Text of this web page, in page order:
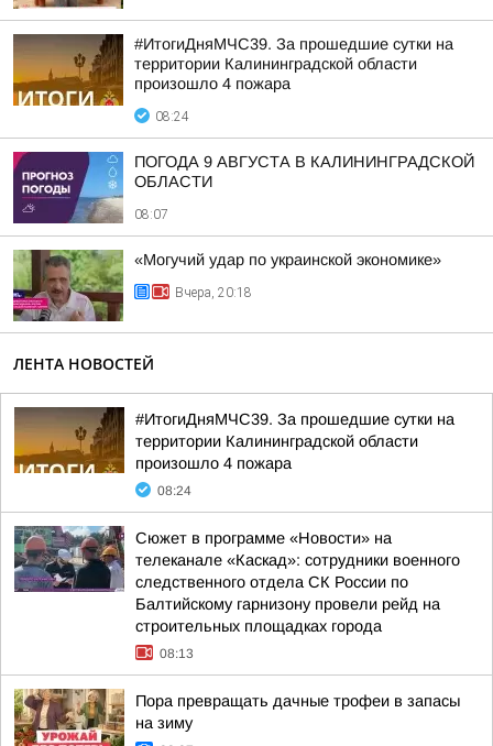
#ИтогиДняМЧС39. За прошедшие сутки на
территории Калининградской области
произошло 4 пожара
08:24
ПОГОДА 9 АВГУСТА В КАЛИНИНГРАДСКОЙ
ОБЛАСТИ
08:07
«Могучий удар по украинской экономике»
Вчера, 20:18
ЛЕНТА НОВОСТЕЙ
#ИтогиДняМЧС39. За прошедшие сутки на
территории Калининградской области
произошло 4 пожара
08:24
Сюжет в программе «Новости» на
телеканале «Каскад»: сотрудники военного
следственного отдела СК России по
Балтийскому гарнизону провели рейд на
строительных площадках города
08:13
Пора превращать дачные трофеи в запасы
на зиму